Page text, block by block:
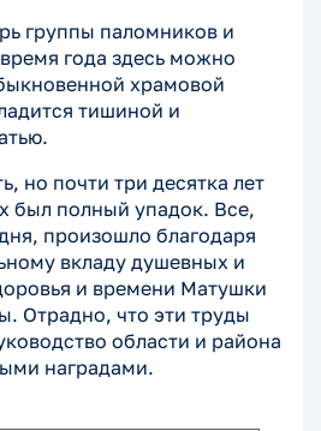
группы паломников и
года здесь можно
храмовой
тишиной и
но почти три десятка лет
был полный упадок. Все,
произошло благодаря
вкладу душевных и
и времени Матушки
Отрадно, что эти труды
области и района
наградами.